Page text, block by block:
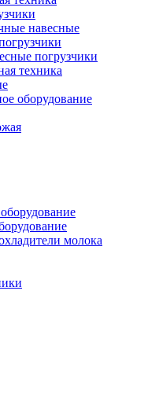
навесные
погрузчики
техника
оборудование
молока